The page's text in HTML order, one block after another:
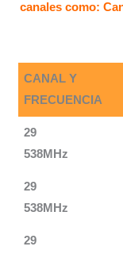
canales como:
CANAL Y
FRECUENCIA
29
538MHz
29
538MHz
29